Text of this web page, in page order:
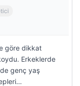
göre dikkat
Erkeklerde
genç yaş